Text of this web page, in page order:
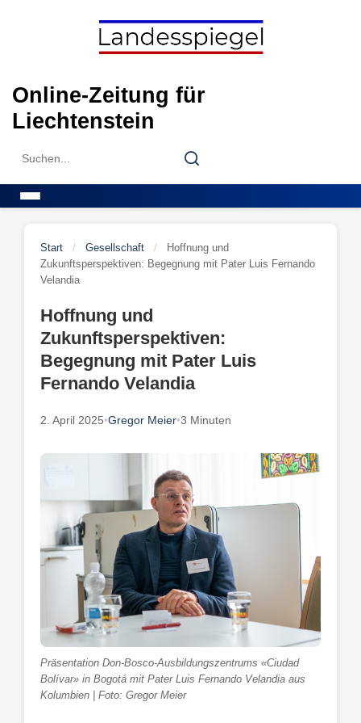
Online-Zeitung für
Liechtenstein
Search
Search
Start / Gesellschaft /
Hoffnung und
Zukunftsperspektiven: Begegnung mit Pater Luis Fernando
Velandia
Hoffnung und
Zukunftsperspektiven:
Begegnung mit Pater Luis
Fernando Velandia
2. April 2025•Gregor Meier•3 Minuten
Präsentation Don-Bosco-Ausbildungszentrums «Ciudad
Bolívar» in Bogotá mit Pater Luis Fernando Velandia aus
Kolumbien | Foto: Gregor Meier